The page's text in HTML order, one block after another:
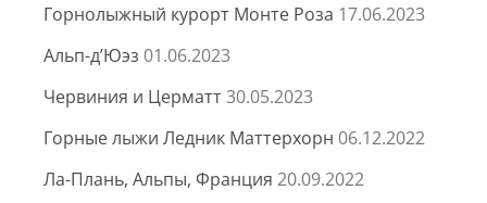
Горнолыжный курорт Монте Роза 17.06.2023
Альп-д’Юэз 01.06.2023
Червиния и Церматт30.05.2023
Горные лыжи Ледник Маттерхорн 06.12.2022
Ла-Плань, Альпы, Франция 20.09.2022